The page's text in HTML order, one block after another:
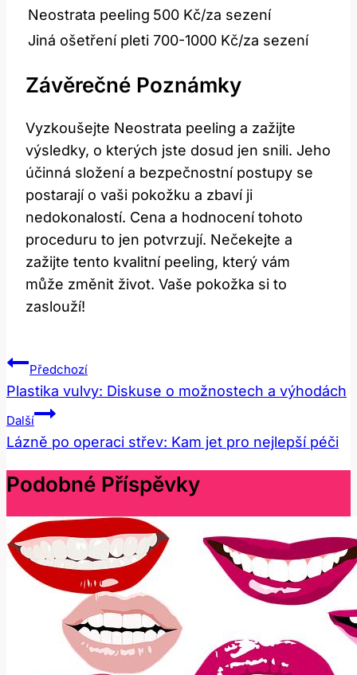
Neostrata peeling 500 Kč/za⁤ sezení
Jiná⁣ ošetření pleti 700-1000⁢ Kč/za⁣ sezení
Závěrečné⁤ Poznámky
Vyzkoušejte Neostrata peeling a zažijte‍
výsledky,‌ o kterých jste dosud⁤ jen ⁤snili.‌ Jeho
účinná ​složení a bezpečnostní postupy se
‍postarají o vaši pokožku‍ a zbaví ji
nedokonalostí. Cena a hodnocení tohoto
proceduru to jen potvrzují. ⁢Nečekejte a
zažijte tento ⁣kvalitní peeling, který vám
může změnit život. ⁢Vaše pokožka ⁤si to
⁤zaslouží!
Navigace
Pro
Příspěvek
Předchozí
Plastika vulvy: Diskuse o možnostech a výhodách
Další
Lázně po operaci střev: Kam jet pro nejlepší péči
Podobné Příspěvky